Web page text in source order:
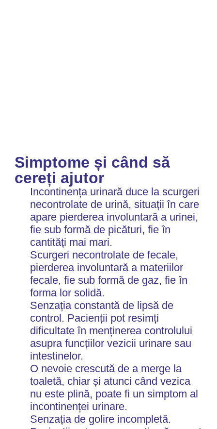
Simptome și când să
cereți ajutor
Incontinența urinară duce la scurgeri
necontrolate de urină, situații în care
apare pierderea involuntară a urinei,
fie sub formă de picături, fie în
cantități mai mari.
Scurgeri necontrolate de fecale,
pierderea involuntară a materiilor
fecale, fie sub formă de gaz, fie în
forma lor solidă.
Senzația constantă de lipsă de
control. Pacienții pot resimți
dificultate în menținerea controlului
asupra funcțiilor vezicii urinare sau
intestinelor.
O nevoie crescută de a merge la
toaletă, chiar și atunci când vezica
nu este plină, poate fi un simptom al
incontinenței urinare.
Senzația de golire incompletă.